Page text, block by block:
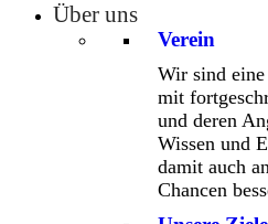
Über uns
Verein
Wir sind
mit
und deren
Wissen und
damit auch
Chancen